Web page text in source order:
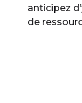
anticipez
de